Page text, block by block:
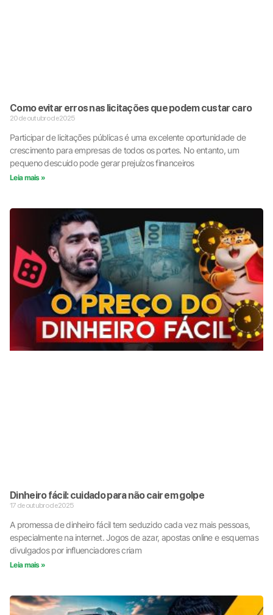
Como evitar erros nas licitações que podem custar caro
20 de outubro de 2025
Participar de licitações públicas é uma excelente oportunidade de
crescimento para empresas de todos os portes. No entanto, um
pequeno descuido pode gerar prejuízos financeiros
Leia mais »
Dinheiro fácil: cuidado para não cair em golpe
17 de outubro de 2025
A promessa de dinheiro fácil tem seduzido cada vez mais pessoas,
especialmente na internet. Jogos de azar, apostas online e esquemas
divulgados por influenciadores criam
Leia mais »